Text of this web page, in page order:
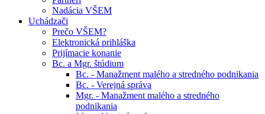
Nadácia VŠEM
Uchádzači
Prečo VŠEM?
Elektronická prihláška
Prijímacie konanie
Bc. a Mgr. štúdium
Bc. - Manažment malého a stredného podnikania
Bc. - Verejná správa
Mgr. - Manažment malého a stredného
podnikania